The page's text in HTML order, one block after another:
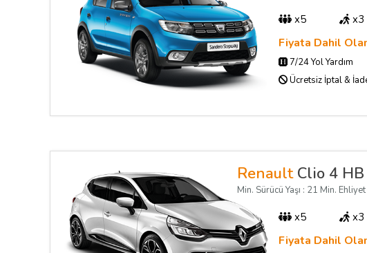
x5 x3
Fiyata Dahil
7/24 Yol Yardım
Ücretsiz İptal &
RenaultClio 4
Min. Sürücü Yaşı : 21 Min. Ehliyet
x5 x3
Fiyata Dahil